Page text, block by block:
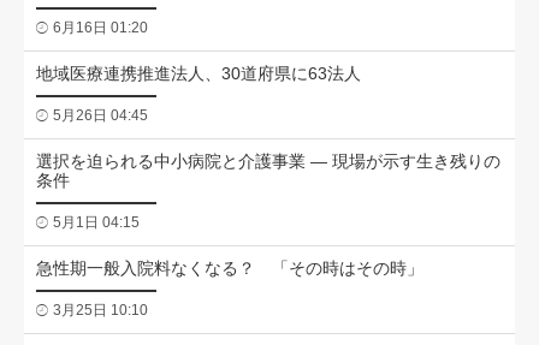
6月16日 01:20
地域医療連携推進法人、30道府県に63法人
5月26日 04:45
選択を迫られる中小病院と介護事業 ― 現場が示す生き残りの
条件
5月1日 04:15
急性期一般入院料なくなる？ 「その時はその時」
3月25日 10:10